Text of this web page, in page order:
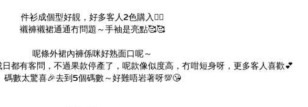
件衫成個型好靚，好多客人2色購入✌🏻
襯褲襯裙通通冇問題～手袖是亮點🥰🥰
呢條外裙內褲係咪好熟面口呢～
都有客問，不過果款停產了，呢款像似度高，冇咁短身呀，更多客人喜歡💕
碼數太驚喜🎉去到5個碼數～好難唔岩著呀💯😘